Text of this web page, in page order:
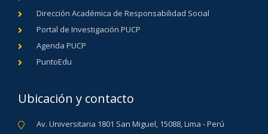
Dirección Académica de Responsabilidad Social
Portal de Investigación PUCP
Agenda PUCP
PuntoEdu
Ubicación y contacto
Av. Universitaria 1801 San Miguel, 15088, Lima - Perú